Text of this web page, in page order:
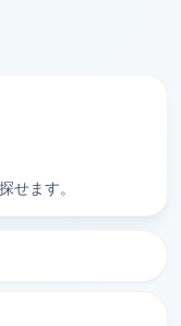
せます。